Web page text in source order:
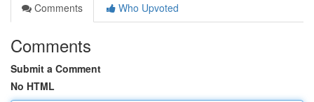
Comments
Who Upvoted
Comments
Submit a Comment
No HTML